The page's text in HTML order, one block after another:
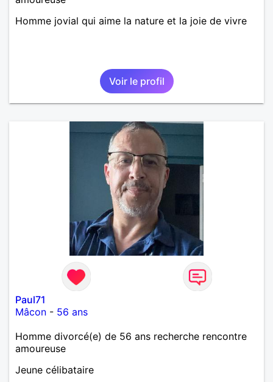
Homme jovial qui aime la nature et la joie de vivre
Voir le profil
Paul71
Mâcon - 56 ans
Homme divorcé(e) de 56 ans recherche rencontre
amoureuse
Jeune célibataire